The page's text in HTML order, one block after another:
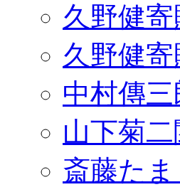
久野健
久野健
中村傳
山下菊
斎藤た